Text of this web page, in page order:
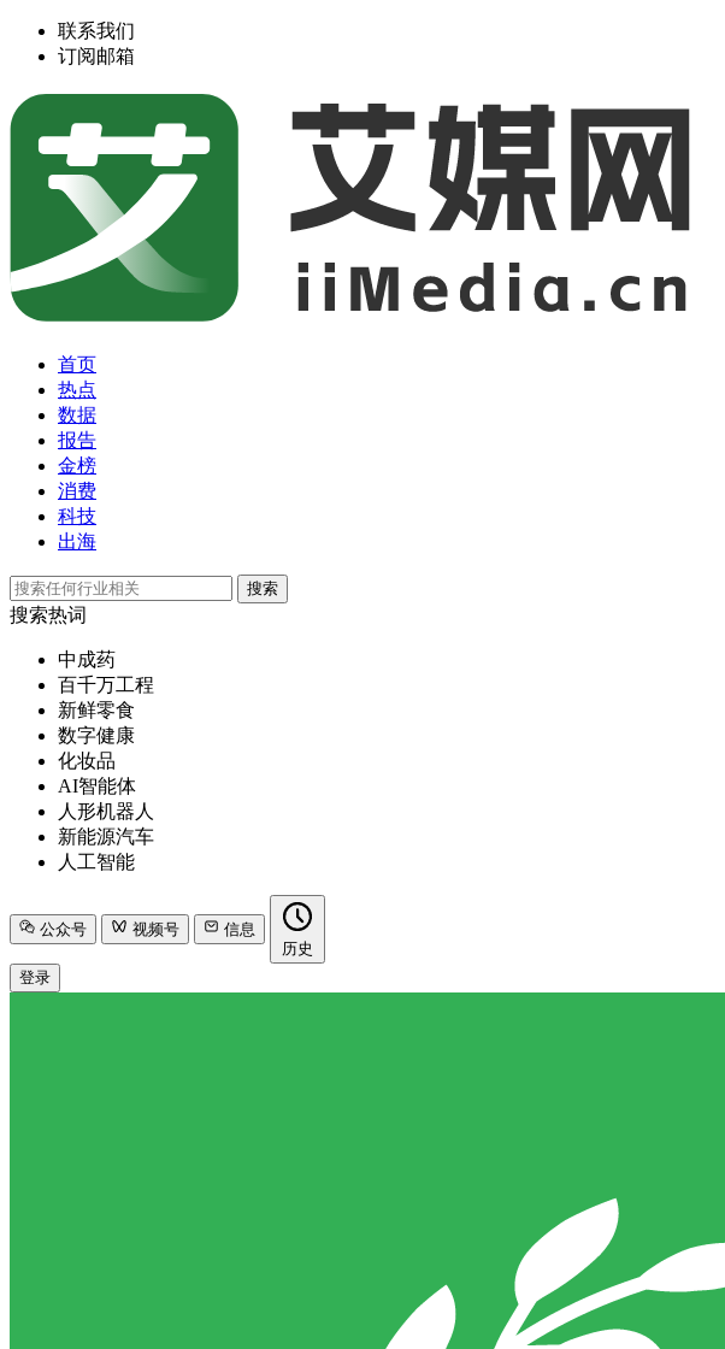
联系我们
订阅邮箱
首页
热点
数据
报告
金榜
消费
科技
出海
搜索
搜索热词
中成药
百千万工程
新鲜零食
数字健康
化妆品
AI智能体
人形机器人
新能源汽车
人工智能
公众号 视频号
信息
历史
登录